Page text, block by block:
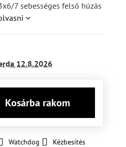
7 sebességes felső húzás
12.8.2026
Kosárba rakom
Watchdog Kézbesítés